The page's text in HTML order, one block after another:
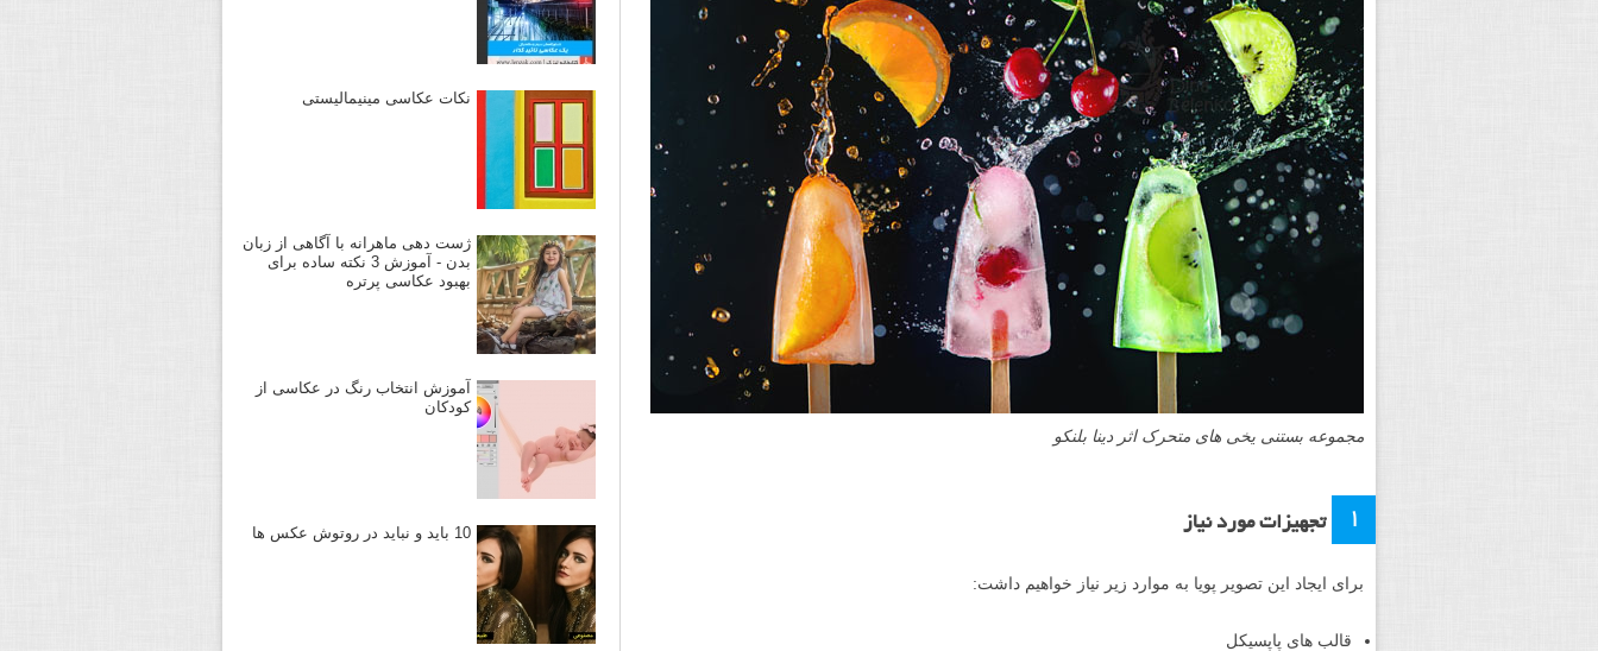
مجموعه بستنی یخی های متحرک اثر دینا بلنکو
۱ تجهیزات مورد نیاز
برای ایجاد این تصویر پویا به موارد زیر نیاز خواهیم داشت:
قالب های پاپسیکل
نکات عکاسی مینیمالیستی
ژست دهی ماهرانه با آگاهی از زبان
بدن - آموزش 3 نکته ساده برای
بهبود عکاسی پرتره
آموزش انتخاب رنگ در عکاسی از
کودکان
10 باید و نباید در روتوش عکس ها